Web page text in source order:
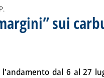
sui
del mese
alle 14.43.
dal 6 al 27